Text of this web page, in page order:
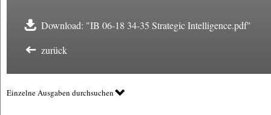
Download: "IB 06-18 34-35 Strategic Intelligence.pdf"
zurück
Einzelne Ausgaben durchsuchen